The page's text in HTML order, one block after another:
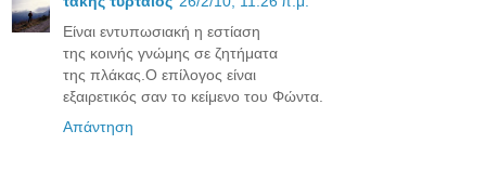
Είναι εντυπωσιακή η εστίαση
της κοινής γνώμης σε ζητήματα
της πλάκας.Ο επίλογος είναι
εξαιρετικός σαν το κείμενο του Φώντα.
Απάντηση